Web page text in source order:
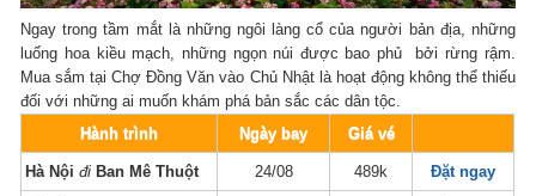
Ngay trong tầm mắt là những ngôi làng cổ của người bản địa, những
luống hoa kiều mạch, những ngọn núi được bao phủ bởi rừng rậm.
Mua sắm tại Chợ Đồng Văn vào Chủ Nhật là hoạt động không thể thiếu
đối với những ai muốn khám phá bản sắc các dân tộc.
Hành trình
Ngày bay Giá vé
Hà Nộiđi Ban Mê Thuột 24/08 489k Đặt ngay